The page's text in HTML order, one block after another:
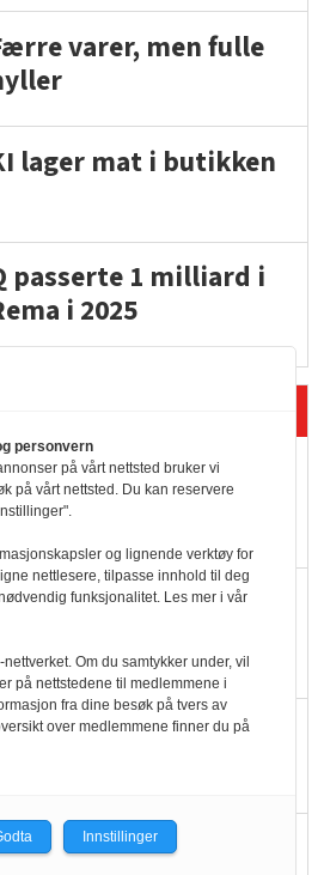
varer, men fulle
lager mat i butikken
passerte 1 milliard i
i 2025
norske
Trues av
Kolby vant
enklere å velge
sliter
personvern
på vårt nettsted bruker vi
på vårt nettsted. Du kan reservere
og lignende verktøy for
nettlesere, tilpasse innhold til deg
funksjonalitet. Les mer i vår
Om du samtykker under, vil
på nettstedene til medlemmene i
fra dine besøk på tvers av
over medlemmene finner du på
Innstillinger